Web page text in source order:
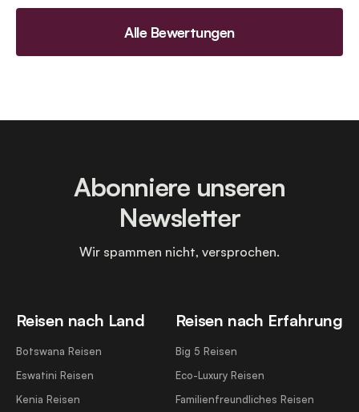
Alle Bewertungen
Reisen nach Land
Botswana Reisen
Eswatini Reisen
Kenia Reisen
Reisen nach Erfahrung
Big 5 Reisen
Eco-Luxury Reisen
Familienfreundliches Reisen
Abonniere unseren
Newsletter
Wir spammen nicht, versprochen.